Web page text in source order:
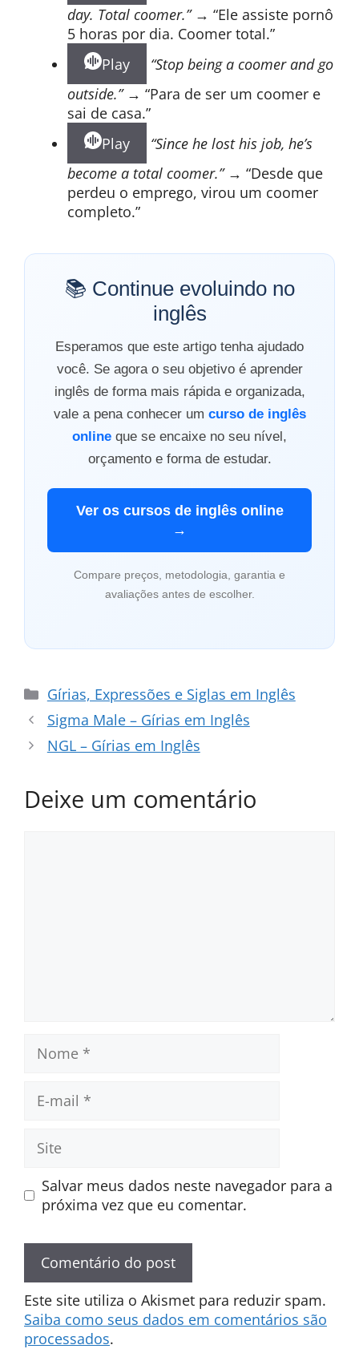
day. Total coomer.”→ “Ele assiste pornô
5 horas por dia. Coomer total.”
Play
“Stop being a coomer and go
outside.”→ “Para de ser um coomer e
sai de casa.”
Play
“Since he lost his job, he’s
become a total coomer.”→ “Desde que
perdeu o emprego, virou um coomer
completo.”
📚 Continue evoluindo no
inglês
Esperamos que este artigo tenha ajudado
você. Se agora o seu objetivo é aprender
inglês de forma mais rápida e organizada,
vale a pena conhecer um curso de inglês
online que se encaixe no seu nível,
orçamento e forma de estudar.
Ver os cursos de inglês online
→
Compare preços, metodologia, garantia e
avaliações antes de escolher.
Categorias
Gírias, Expressões e Siglas em Inglês
Sigma Male – Gírias em Inglês
NGL – Gírias em Inglês
Deixe um comentário
mail
Site
Salvar meus dados neste navegador para a
próxima vez que eu comentar.
Este site utiliza o Akismet para reduzir spam.
Saiba como seus dados em comentários são
processados.